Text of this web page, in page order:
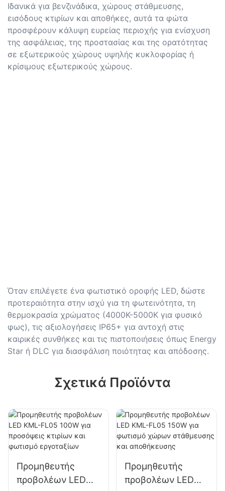
Ιδανικά για βενζινάδικα, χώρους στάθμευσης,
εισόδους κτιρίων και αποθήκες, αυτά τα φώτα
προσφέρουν κάλυψη ευρείας περιοχής για ενίσχυση
της ασφάλειας, της προστασίας και της ορατότητας
σε εξωτερικούς χώρους υψηλής κυκλοφορίας ή
κρίσιμους εξωτερικούς χώρους.
Όταν επιλέγετε ένα φωτιστικό οροφής LED, δώστε
προτεραιότητα στην ισχύ για τη φωτεινότητα, τη
θερμοκρασία χρώματος (4000K-5000K για φυσικό
φως), τις αξιολογήσεις IP65+ για αντοχή στις
καιρικές συνθήκες και τις πιστοποιήσεις όπως Energy
Star ή DLC για διασφάλιση ποιότητας και απόδοσης.
Σχετικά Προϊόντα
Προμηθευτής
προβολέων LED
Προμηθευτής
προβολέων LED